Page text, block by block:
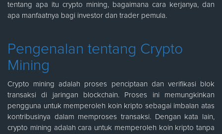
tentang apa itu crypto mining, bagaimana cara kerjanya, dan
apa manfaatnya bagi investor dan trader pemula.
Pengenalan tentang Crypto
Mining
Crypto mining adalah proses penciptaan dan verifikasi blok
transaksi di jaringan blockchain. Proses ini memungkinkan
pengguna untuk memperoleh koin kripto sebagai imbalan atas
kontribusinya dalam memproses transaksi. Dengan kata lain,
crypto mining adalah cara untuk memperoleh koin kripto tanpa